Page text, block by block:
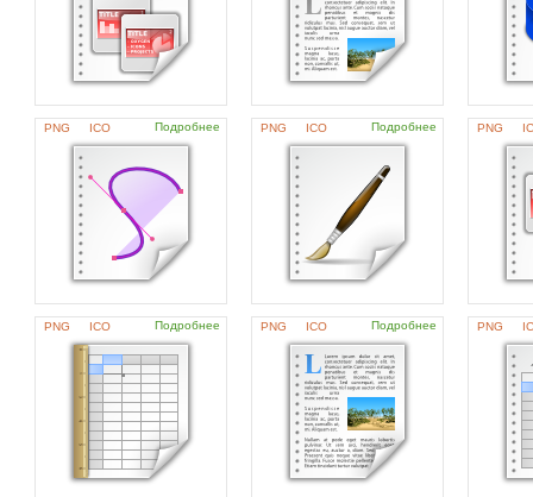
PNG ICO Подробнее PNG ICO Подробнее PNG
PNG ICO Подробнее PNG ICO Подробнее PNG